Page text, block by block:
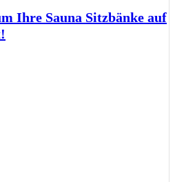
Ihre Sauna Sitzbänke auf